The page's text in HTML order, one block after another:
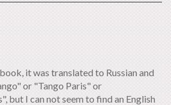
it was translated to Russian and
or "Tango Paris" or
but I can not seem to find an English